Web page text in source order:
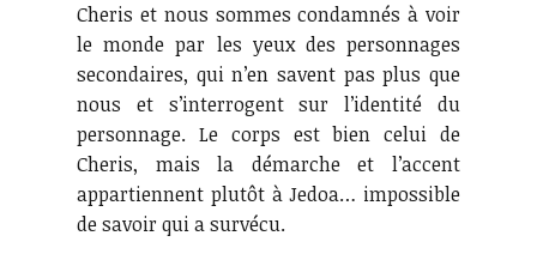
Cheris et nous sommes condamnés à voir
le monde par les yeux des personnages
secondaires, qui n’en savent pas plus que
nous et s’interrogent sur l’identité du
personnage. Le corps est bien celui de
Cheris, mais la démarche et l’accent
appartiennent plutôt à Jedoa… impossible
de savoir qui a survécu.